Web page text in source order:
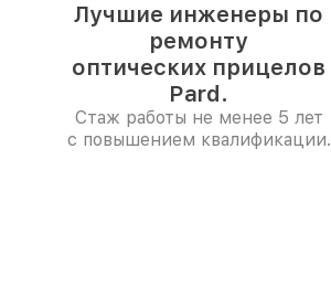
Лучшие инженеры по
ремонту
оптических прицелов
Pard.
Стаж работы не менее 5 лет
с повышением квалификации.